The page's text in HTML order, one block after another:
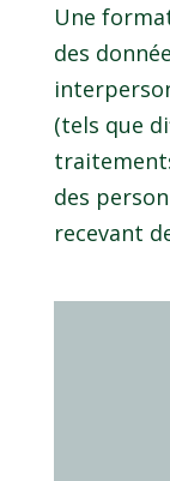
Une
des
(tels que
des
recevant